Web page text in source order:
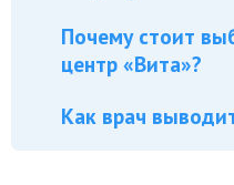
Почему стоит
центр «Вита»?
Как врач